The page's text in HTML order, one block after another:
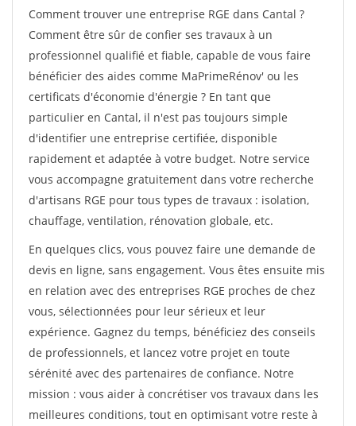
Comment trouver une entreprise RGE dans Cantal ?
Comment être sûr de confier ses travaux à un
professionnel qualifié et fiable, capable de vous faire
bénéficier des aides comme MaPrimeRénov' ou les
certificats d'économie d'énergie ? En tant que
particulier en Cantal, il n'est pas toujours simple
d'identifier une entreprise certifiée, disponible
rapidement et adaptée à votre budget. Notre service
vous accompagne gratuitement dans votre recherche
d'artisans RGE pour tous types de travaux : isolation,
chauffage, ventilation, rénovation globale, etc.
En quelques clics, vous pouvez faire une demande de
devis en ligne, sans engagement. Vous êtes ensuite mis
en relation avec des entreprises RGE proches de chez
vous, sélectionnées pour leur sérieux et leur
expérience. Gagnez du temps, bénéficiez des conseils
de professionnels, et lancez votre projet en toute
sérénité avec des partenaires de confiance. Notre
mission : vous aider à concrétiser vos travaux dans les
meilleures conditions, tout en optimisant votre reste à